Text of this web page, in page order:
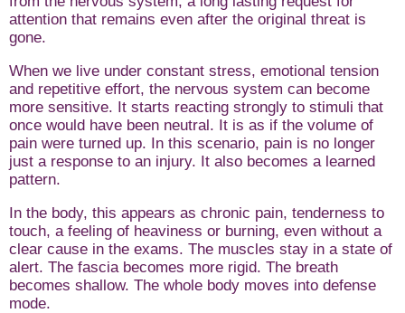
attention that remains even after the original threat is
gone.
When we live under constant stress, emotional tension
and repetitive effort, the nervous system can become
more sensitive. It starts reacting strongly to stimuli that
once would have been neutral. It is as if the volume of
pain were turned up. In this scenario, pain is no longer
just a response to an injury. It also becomes a learned
pattern.
In the body, this appears as chronic pain, tenderness to
touch, a feeling of heaviness or burning, even without a
clear cause in the exams. The muscles stay in a state of
alert. The fascia becomes more rigid. The breath
becomes shallow. The whole body moves into defense
mode.